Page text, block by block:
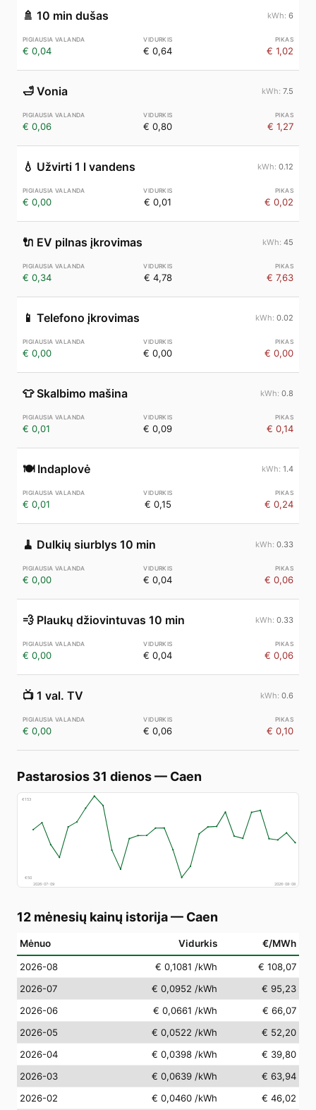
🚿 10 min dušas 6
€ 0,04 € 0,64 € 1,02
🛁 Vonia 7.5
€ 0,06 € 0,80 € 1,27
💧 Užvirti 1 l vandens 0.12
€ 0,00 € 0,01 € 0,02
🔌 EV pilnas įkrovimas 45
€ 0,34 € 4,78 € 7,63
📱 Telefono įkrovimas 0.02
€ 0,00 € 0,00 € 0,00
👕 Skalbimo mašina 0.8
€ 0,01 € 0,09 € 0,14
🍽️ Indaplovė 1.4
€ 0,01 € 0,15 € 0,24
🧹 Dulkių siurblys 10 min 0.33
€ 0,00 € 0,04 € 0,06
💨 Plaukų džiovintuvas 10 min 0.33
€ 0,00 € 0,04 € 0,06
📺 1 val. TV 0.6
€ 0,00 € 0,06 € 0,10
Pastarosios 31 dienos— Caen
€153
€50
2026-07-09
2026-08-08
12 mėnesių kainų istorija— Caen
Mėnuo Vidurkis €/MWh
2026-08 € 0,1081 /kWh
€ 108,07
2026-07
€ 0,0952 /kWh
€ 95,23
2026-06
€ 0,0661 /kWh
€ 66,07
2026-05
€ 0,0522 /kWh
€ 52,20
2026-04
€ 0,0398 /kWh
€ 39,80
2026-03
€ 0,0639 /kWh
€ 63,94
2026-02
€ 0,0460 /kWh
€ 46,02